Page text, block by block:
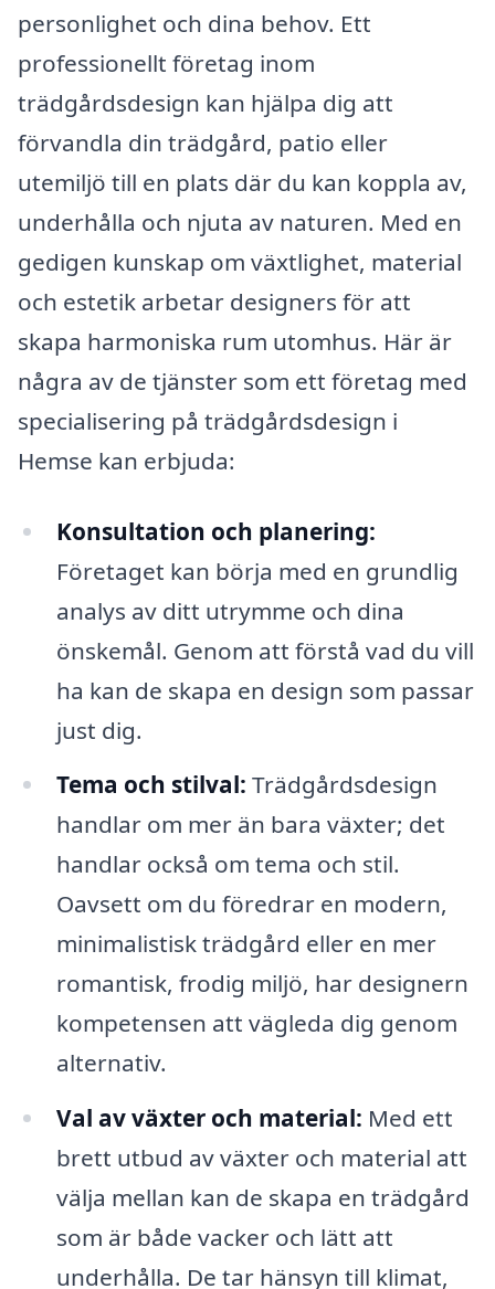
personlighet och dina behov. Ett
professionellt företag inom
trädgårdsdesign kan hjälpa dig att
förvandla din trädgård, patio eller
utemiljö till en plats där du kan koppla av,
underhålla och njuta av naturen. Med en
gedigen kunskap om växtlighet, material
och estetik arbetar designers för att
skapa harmoniska rum utomhus. Här är
några av de tjänster som ett företag med
specialisering på trädgårdsdesign i
Hemse kan erbjuda:
Konsultation och planering:
Företaget kan börja med en grundlig
analys av ditt utrymme och dina
önskemål. Genom att förstå vad du vill
ha kan de skapa en design som passar
just dig.
Tema och stilval: Trädgårdsdesign
handlar om mer än bara växter; det
handlar också om tema och stil.
Oavsett om du föredrar en modern,
minimalistisk trädgård eller en mer
romantisk, frodig miljö, har designern
kompetensen att vägleda dig genom
alternativ.
Val av växter och material: Med ett
brett utbud av växter och material att
välja mellan kan de skapa en trädgård
som är både vacker och lätt att
underhålla. De tar hänsyn till klimat,